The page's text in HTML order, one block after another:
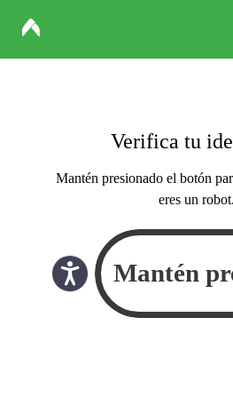
Verifica tu
Mantén presionado el botón
eres un robot.